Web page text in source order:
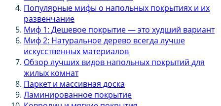
Популярные мифы о напольных покрытиях и их
развенчание
Миф 1: Дешевое покрытие — это худший вариант
Миф 2: Натуральное дерево всегда лучше
искусственных материалов
Обзор лучших видов напольных покрытий для
жилых комнат
Паркет и массивная доска
Ламинированное покрытие